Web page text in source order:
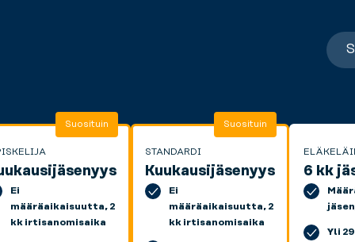
Ei
määräaikaisuutta, 2
kk irtisanomisaika
Suosituin
STANDARDI
Kuukausijäsenyys
Ei
määräaikaisuutta, 2
kk irtisanomisaika
Suosituin
6 kk
Yli